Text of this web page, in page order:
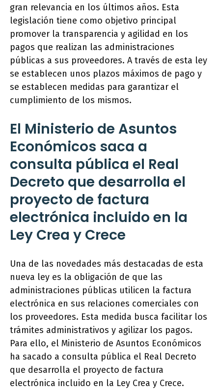
gran relevancia en los últimos años. Esta
legislación tiene como objetivo principal
promover la transparencia y agilidad en los
pagos que realizan las administraciones
públicas a sus proveedores. A través de esta ley
se establecen unos plazos máximos de pago y
se establecen medidas para garantizar el
cumplimiento de los mismos.
El Ministerio de Asuntos
Económicos saca a
consulta pública el Real
Decreto que desarrolla el
proyecto de factura
electrónica incluido en la
Ley Crea y Crece
Una de las novedades más destacadas de esta
nueva ley es la obligación de que las
administraciones públicas utilicen la factura
electrónica en sus relaciones comerciales con
los proveedores. Esta medida busca facilitar los
trámites administrativos y agilizar los pagos.
Para ello, el Ministerio de Asuntos Económicos
ha sacado a consulta pública el Real Decreto
que desarrolla el proyecto de factura
electrónica incluido en la Ley Crea y Crece.